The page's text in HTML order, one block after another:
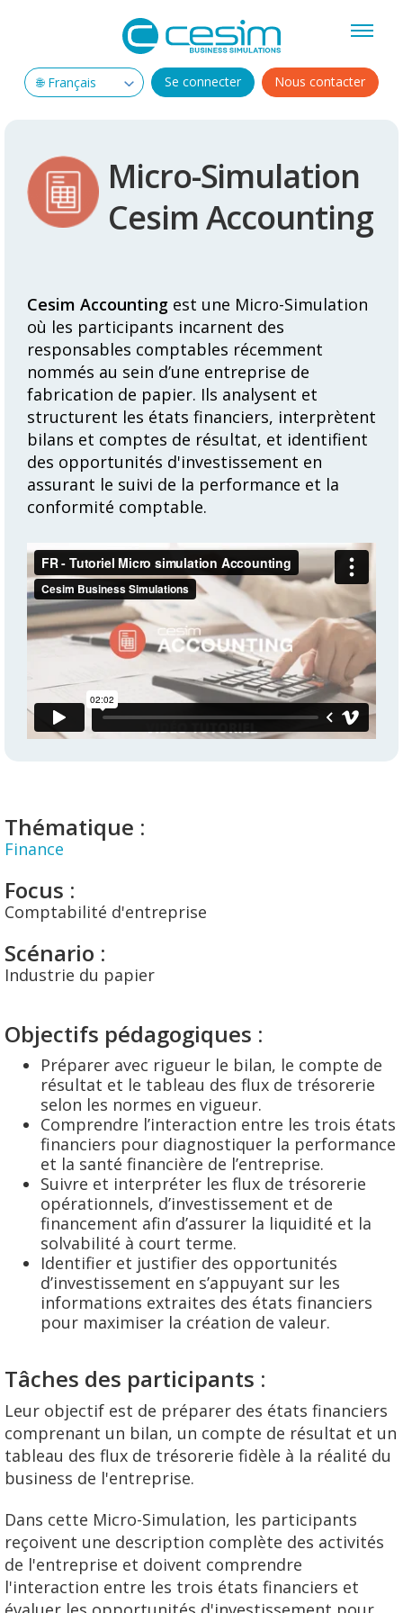
Se connecter Nous contacter
Micro-Simulation
Cesim Accounting
Cesim Accounting est une Micro-Simulation
où les participants incarnent des
responsables comptables récemment
nommés au sein d’une entreprise de
fabrication de papier. Ils analysent et
structurent les états financiers, interprètent
bilans et comptes de résultat, et identifient
des opportunités d'investissement en
assurant le suivi de la performance et la
conformité comptable.
Thématique :
Finance
Focus :
Comptabilité d'entreprise
Scénario :
Industrie du papier
Objectifs pédagogiques :
Préparer avec rigueur le bilan, le compte de
résultat et le tableau des flux de trésorerie
selon les normes en vigueur.
Comprendre l’interaction entre les trois états
financiers pour diagnostiquer la performance
et la santé financière de l’entreprise.
Suivre et interpréter les flux de trésorerie
opérationnels, d’investissement et de
financement afin d’assurer la liquidité et la
solvabilité à court terme.
Identifier et justifier des opportunités
d’investissement en s’appuyant sur les
informations extraites des états financiers
pour maximiser la création de valeur.
Tâches des participants :
Leur objectif est de préparer des états financiers
comprenant un bilan, un compte de résultat et un
tableau des flux de trésorerie fidèle à la réalité du
business de l'entreprise.
Dans cette Micro-Simulation, les participants
reçoivent une description complète des activités
de l'entreprise et doivent comprendre
l'interaction entre les trois états financiers et